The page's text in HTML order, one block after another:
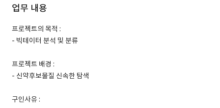
업무 내용
프로젝트의 목적 :
- 빅테이터 분석 및 분류
프로젝트 배경 :
- 신약후보물질 신속한 탐색
구인사유 :